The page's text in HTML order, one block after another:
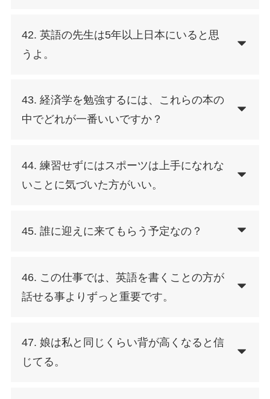
42. 英語の先生は5年以上日本にいると思
うよ。
43. 経済学を勉強するには、これらの本の
中でどれが一番いいですか？
44. 練習せずにはスポーツは上手になれな
いことに気づいた方がいい。
45. 誰に迎えに来てもらう予定なの？
46. この仕事では、英語を書くことの方が
話せる事よりずっと重要です。
47. 娘は私と同じくらい背が高くなると信
じてる。